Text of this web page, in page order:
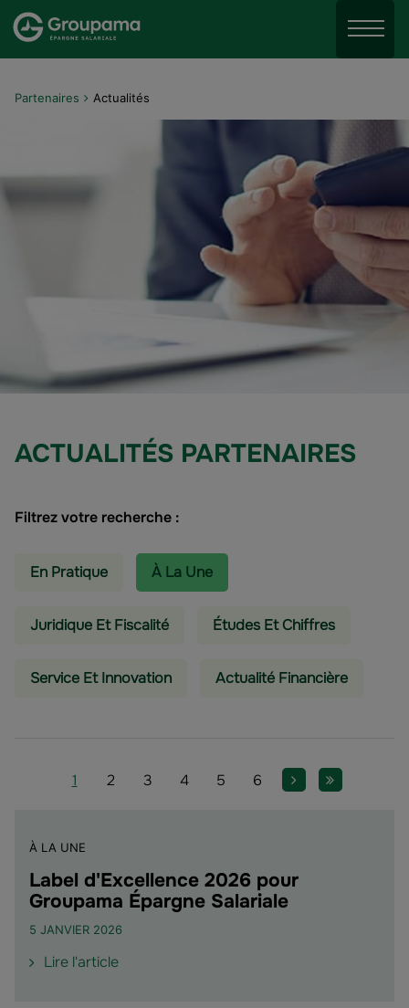
Aller au menu
Aller au contenu
Menu
Partenaires Actualités
ACTUALITÉS PARTENAIRES
Filtrez votre recherche :
En Pratique À La Une
Juridique Et Fiscalité Études Et Chiffres
Service Et Innovation Actualité Financière
PaginationPage
1 Page
2 Page
3 Page
4 Page
5 Page
6 Page suivante
Dernière
À LA UNE
Label d'Excellence 2026 pour
Groupama Épargne Salariale
5 JANVIER 2026
Lire l'articlede